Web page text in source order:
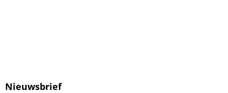
Nieuwsbrief